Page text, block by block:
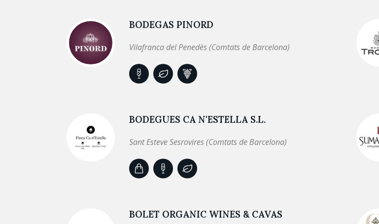
BODEGAS PINORD
Vilafranca del Penedès (Comtats de Barcelona)
BODEGUES CA N'ESTELLA S.L.
Sant Esteve Sesrovires (Comtats de Barcelona)
BOLET ORGANIC WINES & CAVAS